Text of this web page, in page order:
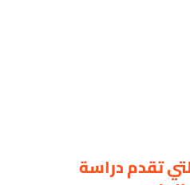
تقدم دراسة